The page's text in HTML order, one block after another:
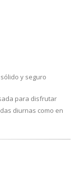
y seguro
para disfrutar
diurnas como en